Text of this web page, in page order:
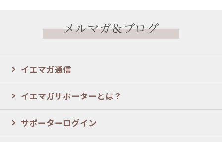
メルマガ＆ブログ
イエマガ通信
イエマガサポーターとは？
サポーターログイン